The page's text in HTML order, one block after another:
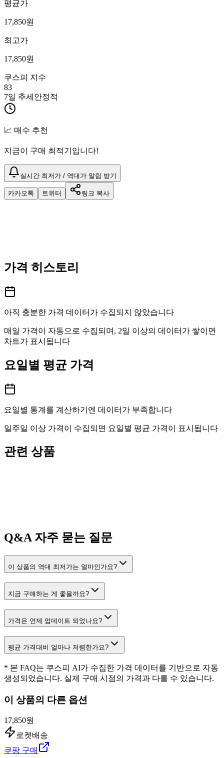
평균가
17,850원
최고가
17,850원
쿠스피 지수
83
7일 추세 안정적
📈 매수 추천
지금이 구매 최적기입니다!
실시간 최저가 / 역대가 알림 받기
카카오톡 트위터 링크 복사
가격 히스토리
아직 충분한 가격 데이터가 수집되지 않았습니다
매일 가격이 자동으로 수집되며, 2일 이상의 데이터가 쌓이면
차트가 표시됩니다
요일별 평균 가격
요일별 통계를 계산하기엔 데이터가 부족합니다
일주일 이상 가격이 수집되면 요일별 평균 가격이 표시됩니다
관련 상품
Q&A자주 묻는 질문
이 상품의 역대 최저가는 얼마인가요?
지금 구매하는 게 좋을까요?
가격은 언제 업데이트 되었나요?
평균 가격대비 얼마나 저렴한가요?
* 본 FAQ는 쿠스피 AI가 수집한 가격 데이터를 기반으로 자동
생성되었습니다. 실제 구매 시점의 가격과 다를 수 있습니다.
이 상품의 다른 옵션
17,850원
로켓배송
쿠팡 구매